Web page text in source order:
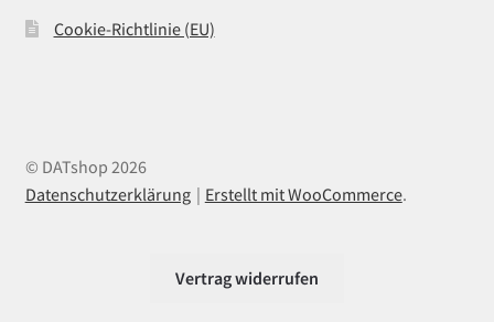
Cookie-Richtlinie (EU)
© DATshop 2026
Datenschutzerklärung
Erstellt mit WooCommerce.
Vertrag widerrufen